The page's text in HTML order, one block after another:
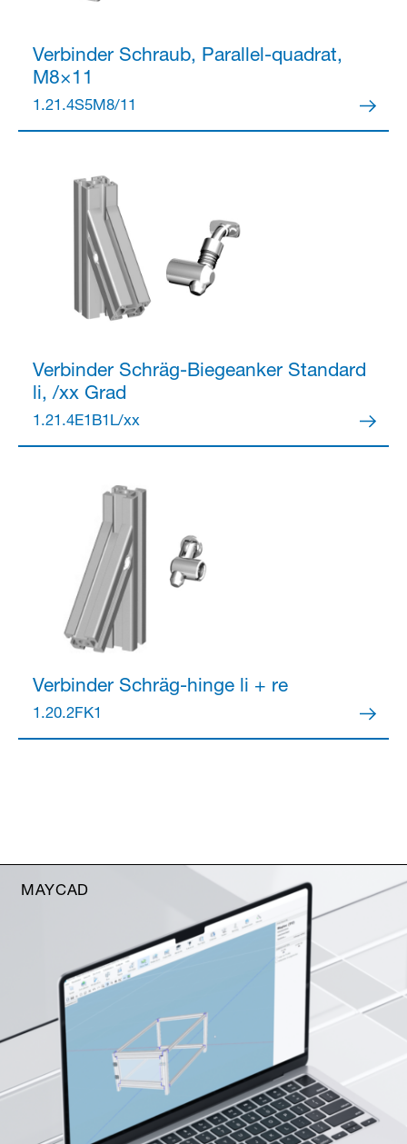
VerbinderSchraub, Parallel-quadrat,
M8×11
1.21.4S5M8/11
VerbinderSchräg-Biegeanker Standard
li, /xx Grad
1.21.4E1B1L/xx
VerbinderSchräg-hinge li + re
1.20.2FK1
MAYCAD
Partner Login
Anmelden